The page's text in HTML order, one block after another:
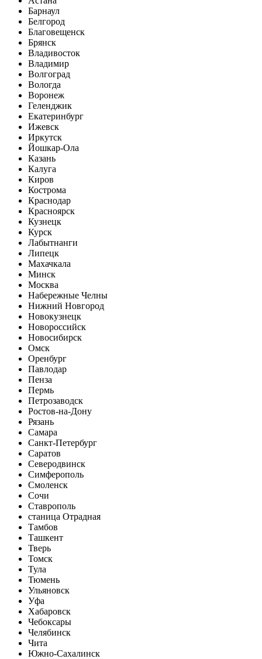
Барнаул
Белгород
Благовещенск
Брянск
Владивосток
Владимир
Волгоград
Вологда
Воронеж
Геленджик
Екатеринбург
Ижевск
Иркутск
Йошкар-Ола
Казань
Калуга
Киров
Кострома
Краснодар
Красноярск
Кузнецк
Курск
Лабытнанги
Липецк
Махачкала
Минск
Москва
Набережные Челны
Нижний Новгород
Новокузнецк
Новороссийск
Новосибирск
Омск
Оренбург
Павлодар
Пенза
Пермь
Петрозаводск
Ростов-на-Дону
Рязань
Самара
Санкт-Петербург
Саратов
Северодвинск
Симферополь
Смоленск
Сочи
Ставрополь
станица Отрадная
Тамбов
Ташкент
Тверь
Томск
Тула
Тюмень
Ульяновск
Уфа
Хабаровск
Чебоксары
Челябинск
Чита
Южно-Сахалинск